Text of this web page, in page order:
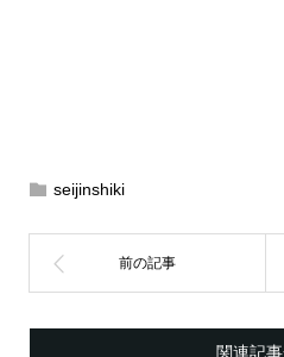
seijinshiki
関連記